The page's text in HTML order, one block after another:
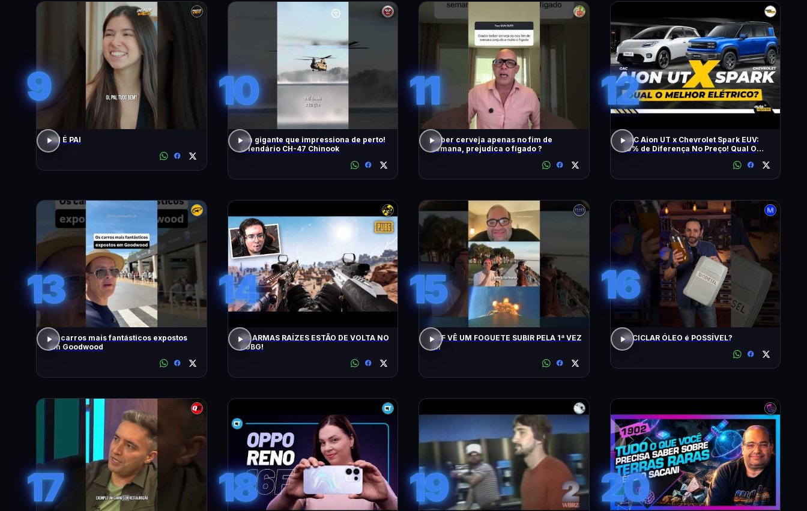
9
PAI É PAI
10
Um gigante que impressiona de perto!
O lendário CH-47 Chinook
11
Beber cerveja apenas no fim de
semana, prejudica o fígado ?
12
GAC Aion UT x Chevrolet Spark EUV:
10% de Diferença No Preço! Qual O
13
Os carros mais fantásticos expostos
em Goodwood
14
AS ARMAS RAÍZES ESTÃO DE VOLTA NO
PUBG!
15
ACF VÊ UM FOGUETE SUBIR PELA 1ª VEZ
!!!!
16
RECICLAR ÓLEO é POSSÍVEL?
17 18 19 20